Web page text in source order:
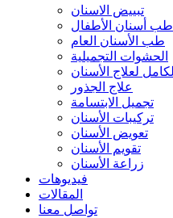
تبييض الاسنان
طب أسنان الأطفال
طب الأسنان العام
الحشوات التجميلية
لعلاج الأسنان
علاج الجذور
تجميل الابتسامة
تركيبات الأسنان
تعويض الأسنان
تقويم الأسنان
زراعة الأسنان
فيديوهات
المقالات
تواصل معنا